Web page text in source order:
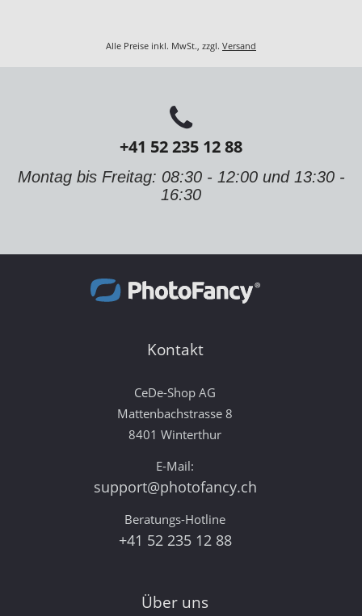
Alle Preise inkl. MwSt., zzgl. Versand
+41 52 235 12 88
Montag bis Freitag: 08:30 - 12:00 und 13:30 -
16:30
Kontakt
CeDe-Shop AG
Mattenbachstrasse 8
8401 Winterthur
E-Mail:
support@photofancy.ch
Beratungs-Hotline
+41 52 235 12 88
Über uns